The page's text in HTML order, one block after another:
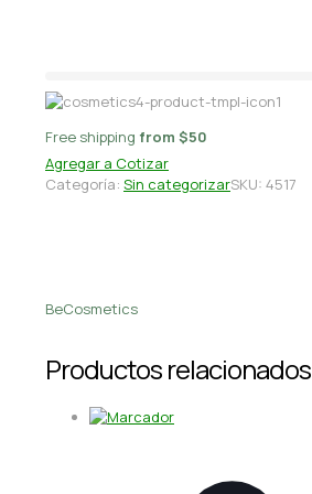
Free shipping from $50
Agregar a Cotizar
Categoría: Sin categorizarSKU: 4517
BeCosmetics
Productos relacionados